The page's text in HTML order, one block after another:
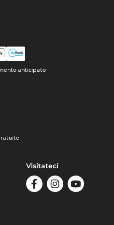
anticipato
Visitateci